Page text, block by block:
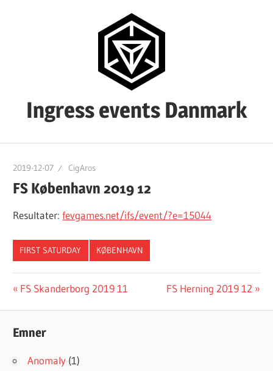
Ingress events Danmark
Danmark
2019-12-07 CigAros
FS København 2019 12
Resultater:fevgames.net/ifs/event/?e=15044
FIRST SATURDAY KØBENHAVN
Post
navigation
Previous
FS Skanderborg 2019 11
Next
FS Herning 2019 12
Emner
Anomaly (1)